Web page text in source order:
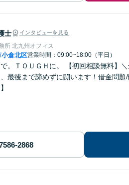
士 インタビューを見る
所 北九州オフィス
倉北区営業時間：09:00~18:00（平日）
。ＴＯＵＧＨに。 【初回相談無料】
最後まで諦めずに闘います！借金問